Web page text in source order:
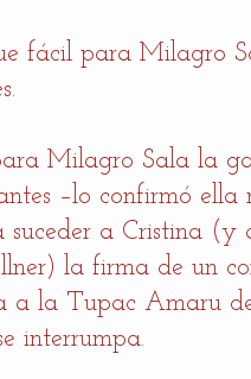
fácil para Milagro
Milagro Sala la
–lo confirmó
a Cristina (y
la firma de un
a la Tupac Amaru
interrumpa.